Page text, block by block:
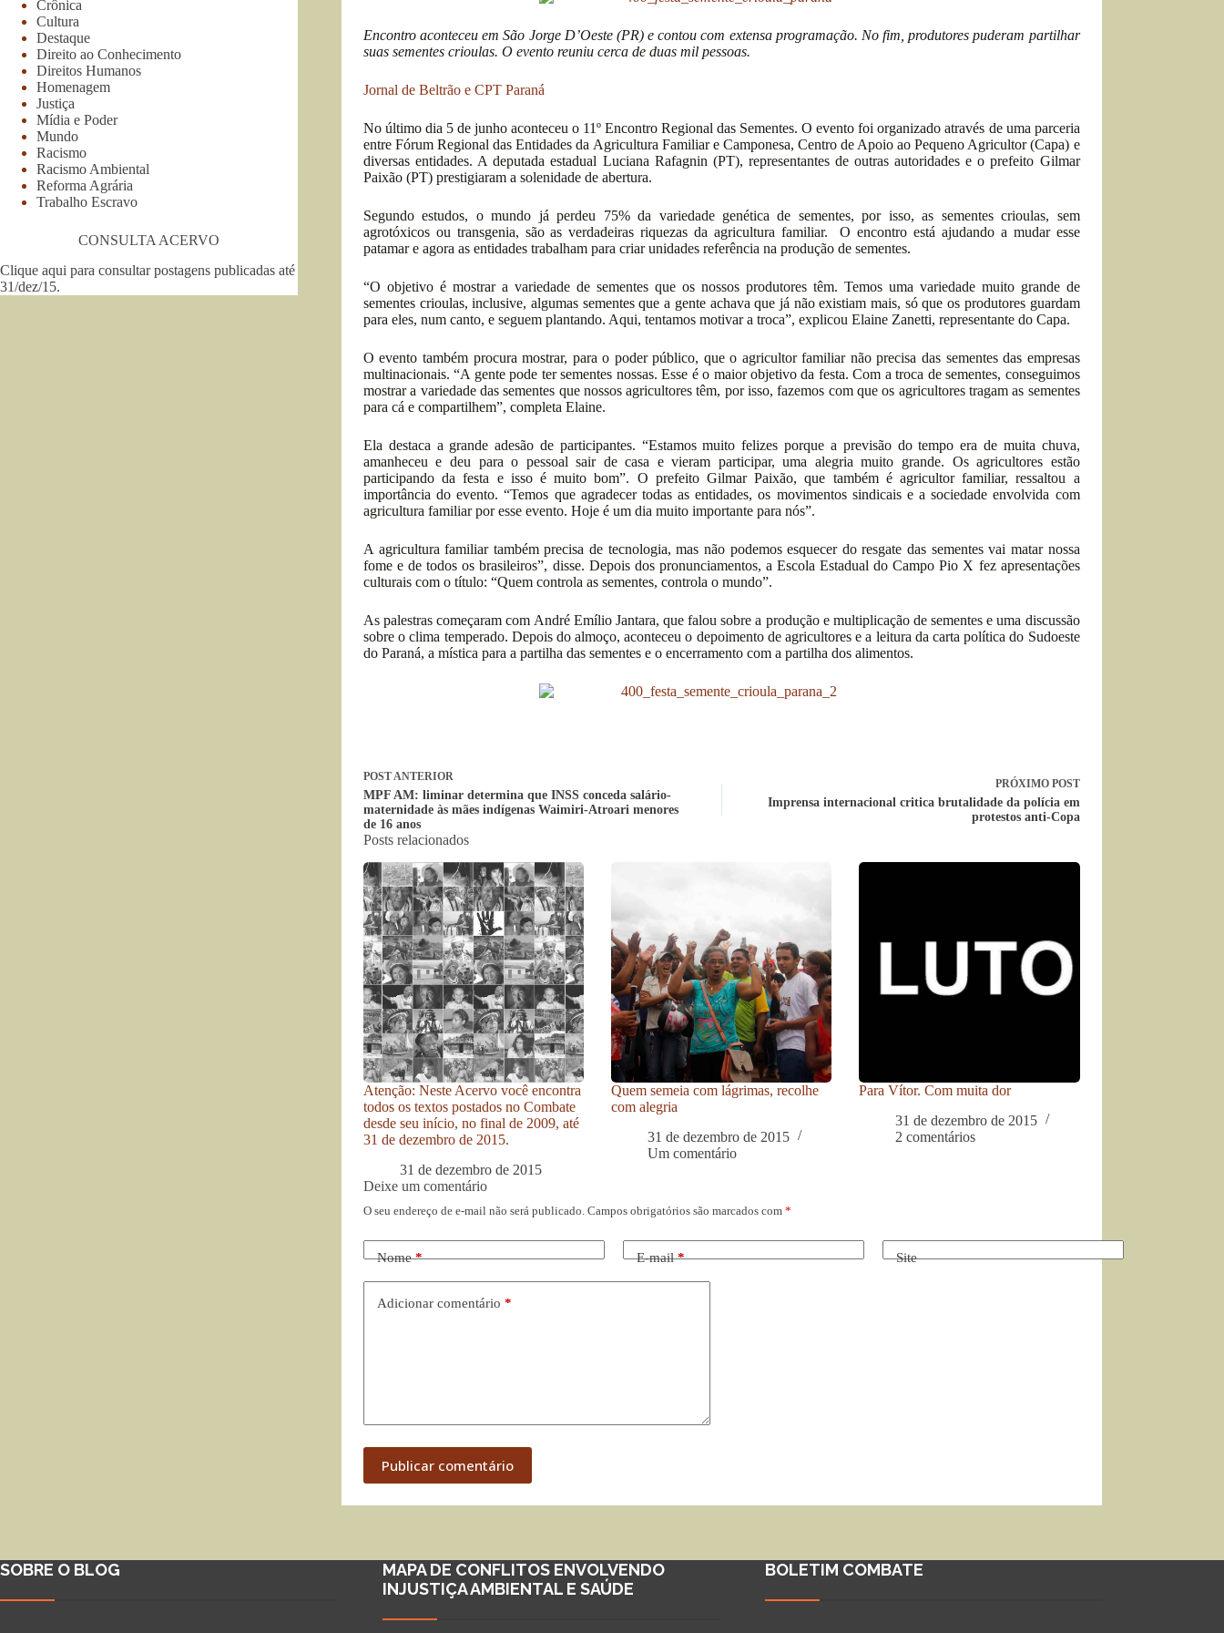
Encontro aconteceu em São Jorge D’Oeste (PR) e contou com extensa programação. No fim, produtores puderam partilhar
suas sementes crioulas. O evento reuniu cerca de duas mil pessoas.
Jornal de Beltrão e CPT Paraná
No último dia 5 de junho aconteceu o 11º Encontro Regional das Sementes. O evento foi organizado através de uma parceria
entre Fórum Regional das Entidades da Agricultura Familiar e Camponesa, Centro de Apoio ao Pequeno Agricultor (Capa) e
diversas entidades. A deputada estadual Luciana Rafagnin (PT), representantes de outras autoridades e o prefeito Gilmar
Paixão (PT) prestigiaram a solenidade de abertura.
Segundo estudos, o mundo já perdeu 75% da variedade genética de sementes, por isso, as sementes crioulas, sem
agrotóxicos ou transgenia, são as verdadeiras riquezas da agricultura familiar. O encontro está ajudando a mudar esse
patamar e agora as entidades trabalham para criar unidades referência na produção de sementes.
“O objetivo é mostrar a variedade de sementes que os nossos produtores têm. Temos uma variedade muito grande de
sementes crioulas, inclusive, algumas sementes que a gente achava que já não existiam mais, só que os produtores guardam
para eles, num canto, e seguem plantando. Aqui, tentamos motivar a troca”, explicou Elaine Zanetti, representante do Capa.
O evento também procura mostrar, para o poder público, que o agricultor familiar não precisa das sementes das empresas
multinacionais. “A gente pode ter sementes nossas. Esse é o maior objetivo da festa. Com a troca de sementes, conseguimos
mostrar a variedade das sementes que nossos agricultores têm, por isso, fazemos com que os agricultores tragam as sementes
para cá e compartilhem”, completa Elaine.
Ela destaca a grande adesão de participantes. “Estamos muito felizes porque a previsão do tempo era de muita chuva,
amanheceu e deu para o pessoal sair de casa e vieram participar, uma alegria muito grande. Os agricultores estão
participando da festa e isso é muito bom”. O prefeito Gilmar Paixão, que também é agricultor familiar, ressaltou a
importância do evento. “Temos que agradecer todas as entidades, os movimentos sindicais e a sociedade envolvida com
agricultura familiar por esse evento. Hoje é um dia muito importante para nós”.
A agricultura familiar também precisa de tecnologia, mas não podemos esquecer do resgate das sementes vai matar nossa
fome e de todos os brasileiros”, disse. Depois dos pronunciamentos, a Escola Estadual do Campo Pio X fez apresentações
culturais com o título: “Quem controla as sementes, controla o mundo”.
As palestras começaram com André Emílio Jantara, que falou sobre a produção e multiplicação de sementes e uma discussão
sobre o clima temperado. Depois do almoço, aconteceu o depoimento de agricultores e a leitura da carta política do Sudoeste
do Paraná, a mística para a partilha das sementes e o encerramento com a partilha dos alimentos.
POSTANTERIOR
MPF AM: liminar determina que INSS conceda salário-
maternidade às mães indígenas Waimiri-Atroari menores
de 16 anos
PRÓXIMO POST
Imprensa internacional critica brutalidade da polícia em
protestos anti-Copa
Posts relacionados
Atenção: Neste Acervo você encontra
todos os textos postados no Combate
desde seu início, no final de 2009, até
31 de dezembro de 2015.
31 de dezembro de 2015
Quem semeia com lágrimas, recolhe
com alegria
31 de dezembro de 2015
Um comentário
Para Vítor. Com muita dor
31 de dezembro de 2015
2 comentários
Deixe um comentário
O seu endereço de e-mail não será publicado. Campos obrigatórios são marcados com *
Nome* E-mail* Site
Adicionar comentário *
Publicar comentário
Crônica
Cultura
Destaque
Direito ao Conhecimento
Direitos Humanos
Homenagem
Justiça
Mídia e Poder
Mundo
Racismo
Racismo Ambiental
Reforma Agrária
Trabalho Escravo
CONSULTA ACERVO
Clique aqui para consultar postagens publicadas até
31/dez/15.
SOBRE O BLOG
MAPA DE CONFLITOS ENVOLVENDO
INJUSTIÇA AMBIENTAL E SAÚDE
BOLETIM COMBATE